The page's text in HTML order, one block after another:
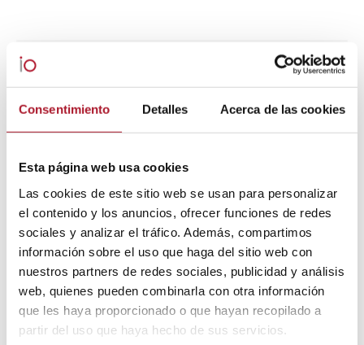
Consentimiento Detalles Acerca de las cookies
Esta página web usa cookies
Las cookies de este sitio web se usan para personalizar
el contenido y los anuncios, ofrecer funciones de redes
sociales y analizar el tráfico. Además, compartimos
información sobre el uso que haga del sitio web con
nuestros partners de redes sociales, publicidad y análisis
web, quienes pueden combinarla con otra información
que les haya proporcionado o que hayan recopilado a
partir del uso que haya hecho de sus servicios.
Navegación
entre
publicaciones
ANTERIOR
Publicación
anterior:
La importancia de la investigación
cualitativa en tiempos de incertidumbre.
SIGUIENTE